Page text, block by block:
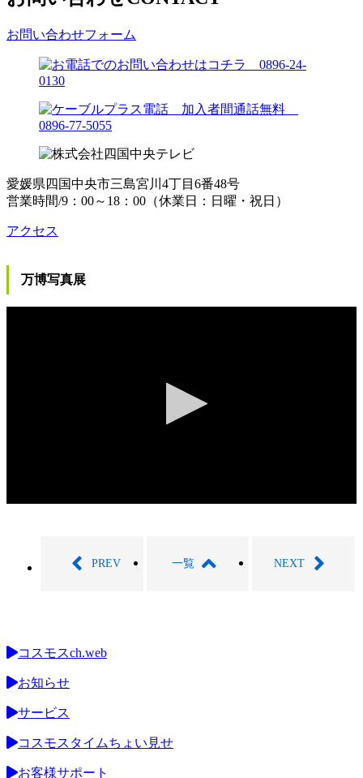
お問い合わせフォーム
愛媛県四国中央市三島宮川4丁目6番48号
営業時間/9：00～18：00（休業日：日曜・祝日）
アクセス
万博写真展
PREV 一覧 NEXT
コスモスch.web
お知らせ
サービス
コスモスタイムちょい見せ
お客様サポート